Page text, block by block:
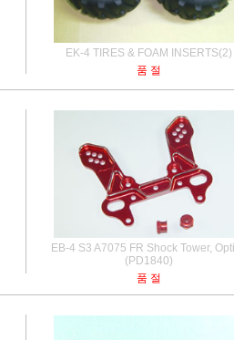
EK-4 TIRES & FOAM INSERTS(2)
품 절
EB-4 S3 A7075 FR Shock Tower,
(PD1840)
품 절